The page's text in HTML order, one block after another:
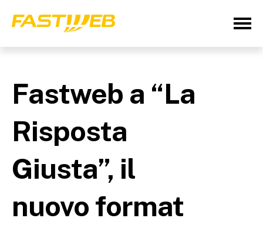
Fastweb a “La
Risposta
Giusta”, il
nuovo format